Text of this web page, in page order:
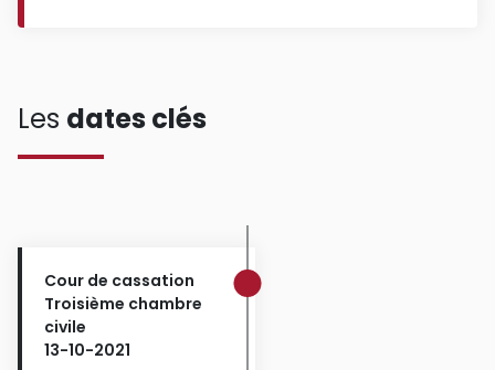
Les dates clés
Cour de cassation
Troisième chambre
civile
13-10-2021